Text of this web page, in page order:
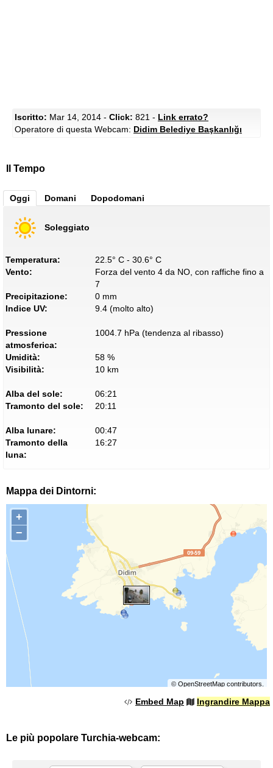
Iscritto: Mar 14, 2014 - Click: 821 - Link errato?
Operatore di questa Webcam: Didim Belediye Başkanlığı
Il Tempo
Oggi Domani Dopodomani
Soleggiato
Temperatura:
22.5° C - 30.6° C
Vento:
Forza del vento 4 da NO, con raffiche fino a
7
Precipitazione:
0 mm
Indice UV:
9.4 (molto alto)
Pressione
atmosferica:
1004.7 hPa (tendenza al ribasso)
Umidità:
58 %
Visibilità:
10 km
Alba del sole:
06:21
Tramonto del sole:
20:11
Alba lunare:
00:47
Tramonto della
luna:
16:27
Mappa dei Dintorni:
+
−
© OpenStreetMapcontributors.
Embed Map Ingrandire Mappa
Le più popolare Turchia-webcam: